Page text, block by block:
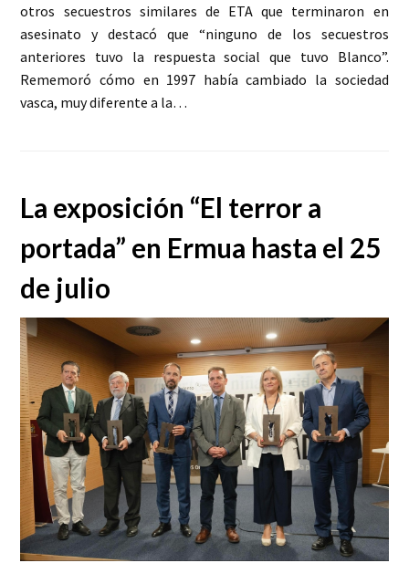
otros secuestros similares de ETA que terminaron en
asesinato y destacó que “ninguno de los secuestros
anteriores tuvo la respuesta social que tuvo Blanco”.
Rememoró cómo en 1997 había cambiado la sociedad
vasca, muy diferente a la…
La exposición “El terror a
portada” en Ermua hasta el 25
de julio